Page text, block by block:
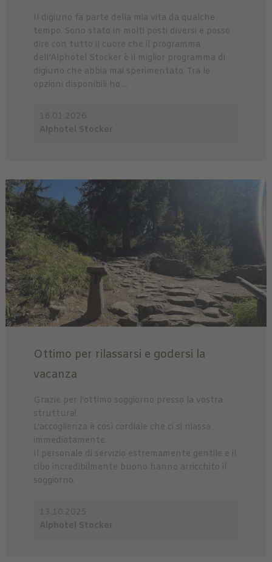
Il digiuno fa parte della mia vita da qualche
tempo. Sono stato in molti posti diversi e posso
dire con tutto il cuore che il programma
dell’Alphotel Stocker è il miglior programma di
digiuno che abbia mai sperimentato. Tra le
opzioni disponibili ho ...
Ottimo per rilassarsi e godersi la
vacanza
Grazie per l'ottimo soggiorno presso la vostra
struttura!
L'accoglienza è così cordiale che ci si rilassa
immediatamente.
Il personale di servizio estremamente gentile e il
cibo incredibilmente buono hanno arricchito il
soggiorno.